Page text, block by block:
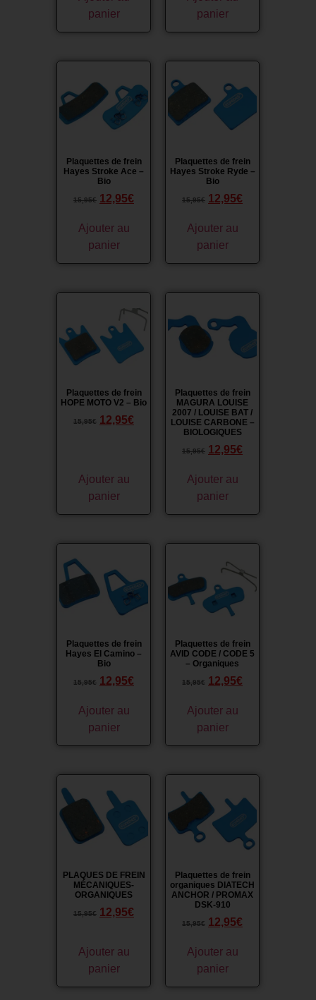
panier
panier
Plaquettes de frein
Hayes Stroke Ace –
Bio
15,95€ 12,95€
Ajouter au
panier
Plaquettes de frein
Hayes Stroke Ryde –
Bio
15,95€ 12,95€
Ajouter au
panier
Plaquettes de frein
HOPE MOTO V2 – Bio
15,95€ 12,95€
Ajouter au
panier
Plaquettes de frein
MAGURA LOUISE
2007 / LOUISE BAT /
LOUISE CARBONE –
BIOLOGIQUES
15,95€ 12,95€
Ajouter au
panier
Plaquettes de frein
Hayes El Camino –
Bio
15,95€ 12,95€
Ajouter au
panier
Plaquettes de frein
AVID CODE / CODE 5
– Organiques
15,95€ 12,95€
Ajouter au
panier
PLAQUES DE FREIN
MÉCANIQUES-
ORGANIQUES
15,95€ 12,95€
Ajouter au
panier
Plaquettes de frein
organiques DIATECH
ANCHOR / PROMAX
DSK-910
15,95€ 12,95€
Ajouter au
panier